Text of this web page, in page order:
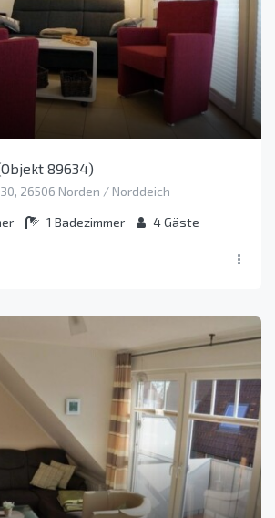
89634)
26506 Norden / Norddeich
1 Badezimmer 4Gäste